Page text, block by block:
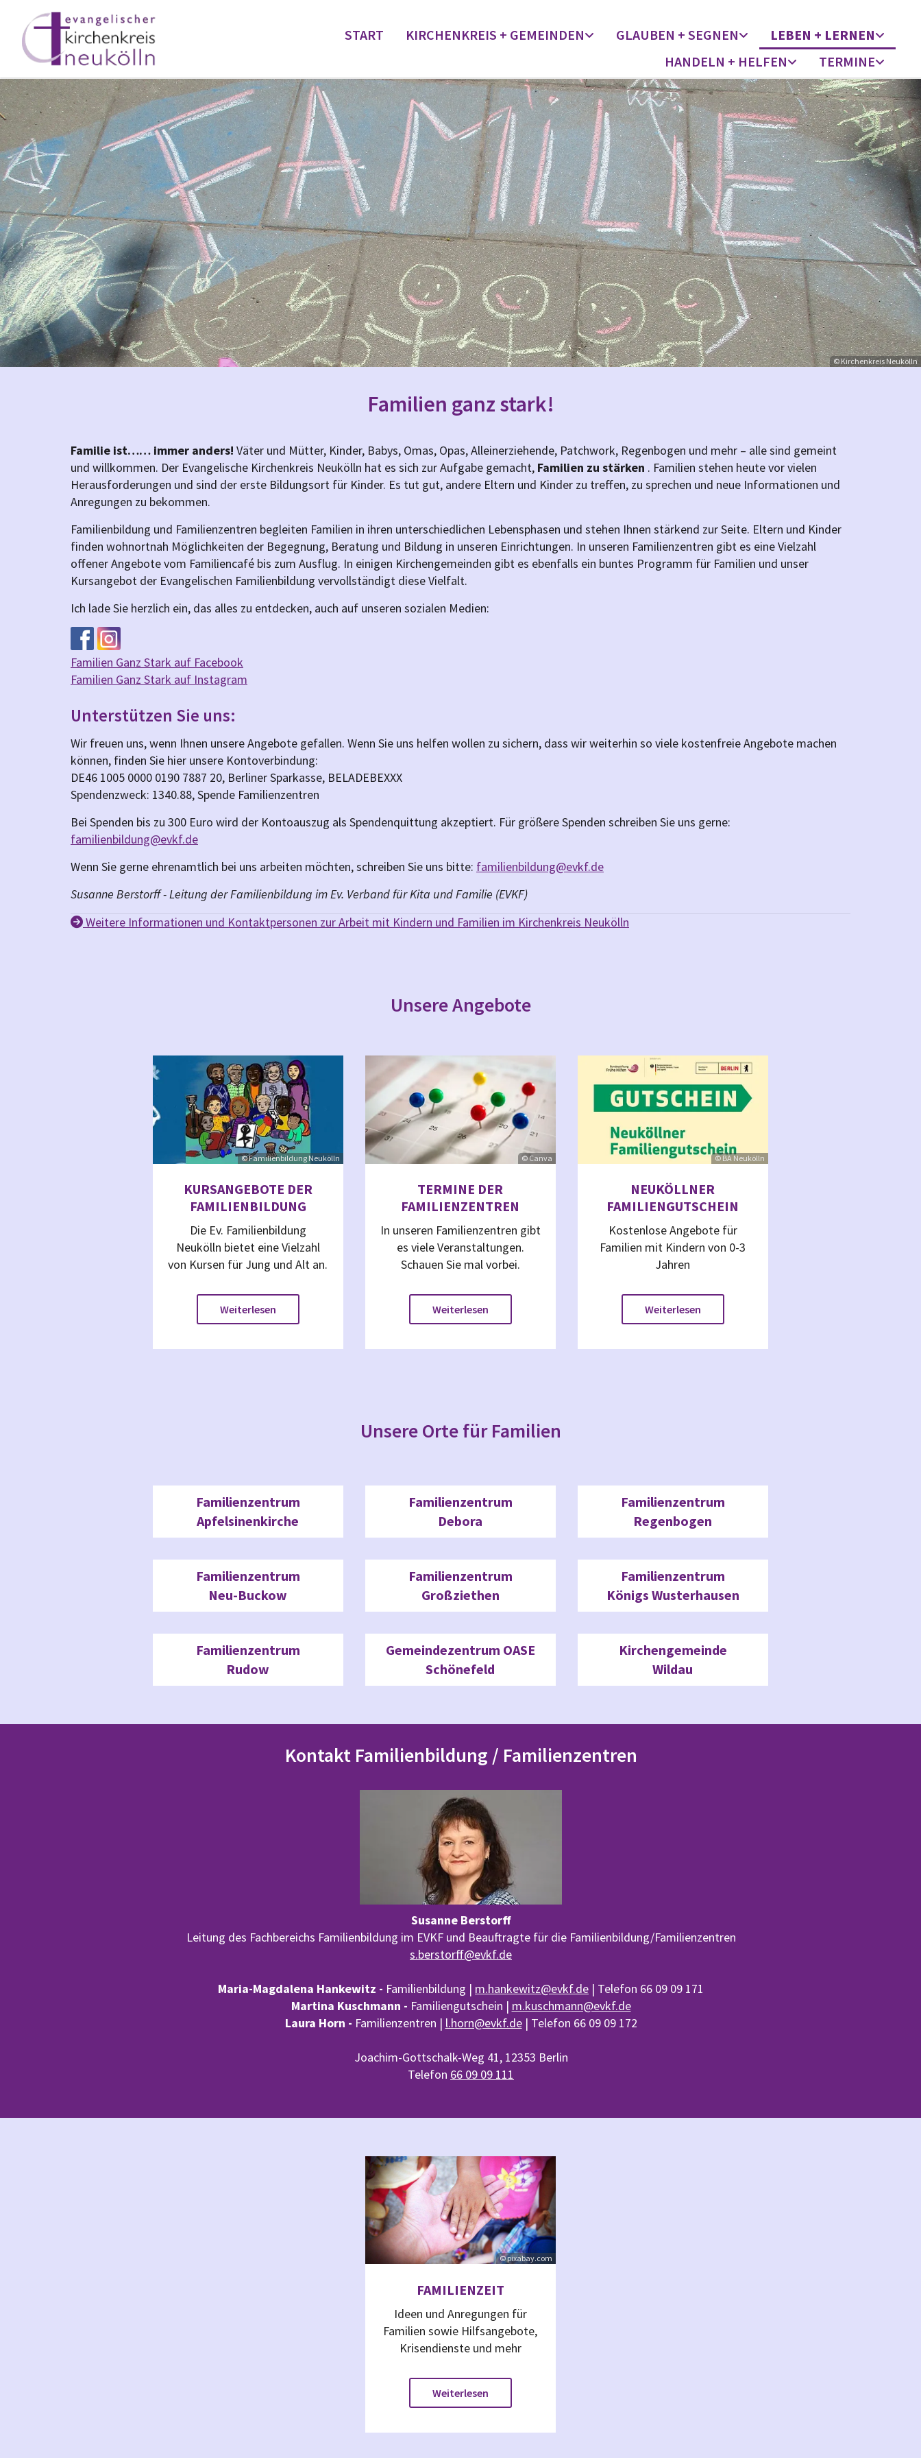
START KIRCHENKREIS + GEMEINDEN GLAUBEN + SEGNEN
LEBEN + LERNEN
HANDELN + HELFEN
TERMINE
© Kirchenkreis Neukölln
Familien ganz stark!
Familie ist…… immer anders! Väter und Mütter, Kinder, Babys, Omas, Opas, Alleinerziehende, Patchwork, Regenbogen und mehr – alle sind gemeint
und willkommen. Der Evangelische Kirchenkreis Neukölln hat es sich zur Aufgabe gemacht, Familien zu stärken . Familien stehen heute vor vielen
Herausforderungen und sind der erste Bildungsort für Kinder. Es tut gut, andere Eltern und Kinder zu treffen, zu sprechen und neue Informationen und
Anregungen zu bekommen.
Familienbildung und Familienzentren begleiten Familien in ihren unterschiedlichen Lebensphasen und stehen Ihnen stärkend zur Seite. Eltern und Kinder
finden wohnortnah Möglichkeiten der Begegnung, Beratung und Bildung in unseren Einrichtungen. In unseren Familienzentren gibt es eine Vielzahl
offener Angebote vom Familiencafé bis zum Ausflug. In einigen Kirchengemeinden gibt es ebenfalls ein buntes Programm für Familien und unser
Kursangebot der Evangelischen Familienbildung vervollständigt diese Vielfalt.
Ich lade Sie herzlich ein, das alles zu entdecken, auch auf unseren sozialen Medien:
Familien Ganz Stark auf Facebook
Familien Ganz Stark auf Instagram
Unterstützen Sie uns:
Wir freuen uns, wenn Ihnen unsere Angebote gefallen. Wenn Sie uns helfen wollen zu sichern, dass wir weiterhin so viele kostenfreie Angebote machen
können, finden Sie hier unsere Kontoverbindung:
DE46 1005 0000 0190 7887 20, Berliner Sparkasse, BELADEBEXXX
Spendenzweck: 1340.88, Spende Familienzentren
Bei Spenden bis zu 300 Euro wird der Kontoauszug als Spendenquittung akzeptiert. Für größere Spenden schreiben Sie uns gerne:
familienbildung@evkf.de
Wenn Sie gerne ehrenamtlich bei uns arbeiten möchten, schreiben Sie uns bitte: familienbildung@evkf.de
Susanne Berstorff - Leitung der Familienbildung im Ev. Verband für Kita und Familie (EVKF)
 Weitere Informationen und Kontaktpersonen zur Arbeit mit Kindern und Familien im Kirchenkreis Neukölln
Unsere Angebote
© Familienbildung Neukölln
KURSANGEBOTE DER
FAMILIENBILDUNG
Die Ev. Familienbildung
Neukölln bietet eine Vielzahl
von Kursen für Jung und Alt an.
Weiterlesen
© Canva
TERMINE DER
FAMILIENZENTREN
In unseren Familienzentren gibt
es viele Veranstaltungen.
Schauen Sie mal vorbei.
Weiterlesen
© BA Neukölln
NEUKÖLLNER
FAMILIENGUTSCHEIN
Kostenlose Angebote für
Familien mit Kindern von 0-3
Jahren
Weiterlesen
Unsere Orte für Familien
Familienzentrum
Apfelsinenkirche
Familienzentrum
Debora
Familienzentrum
Regenbogen
Familienzentrum
Neu-Buckow
Familienzentrum
Großziethen
Familienzentrum
Königs Wusterhausen
Familienzentrum
Rudow
Gemeindezentrum OASE
Schönefeld
Kirchengemeinde
Wildau
Kontakt Familienbildung / Familienzentren
Susanne Berstorff
Leitung des Fachbereichs Familienbildung im EVKF und Beauftragte für die Familienbildung/Familienzentren
s.berstorff@evkf.de
Maria-Magdalena Hankewitz - Familienbildung | m.hankewitz@evkf.de | Telefon 66 09 09 171
Martina Kuschmann - Familiengutschein | m.kuschmann@evkf.de
Laura Horn - Familienzentren | l.horn@evkf.de| Telefon 66 09 09 172
Joachim-Gottschalk-Weg 41, 12353 Berlin
Telefon 66 09 09 111
© pixabay.com
FAMILIENZEIT
Ideen und Anregungen für
Familien sowie Hilfsangebote,
Krisendienste und mehr
Weiterlesen